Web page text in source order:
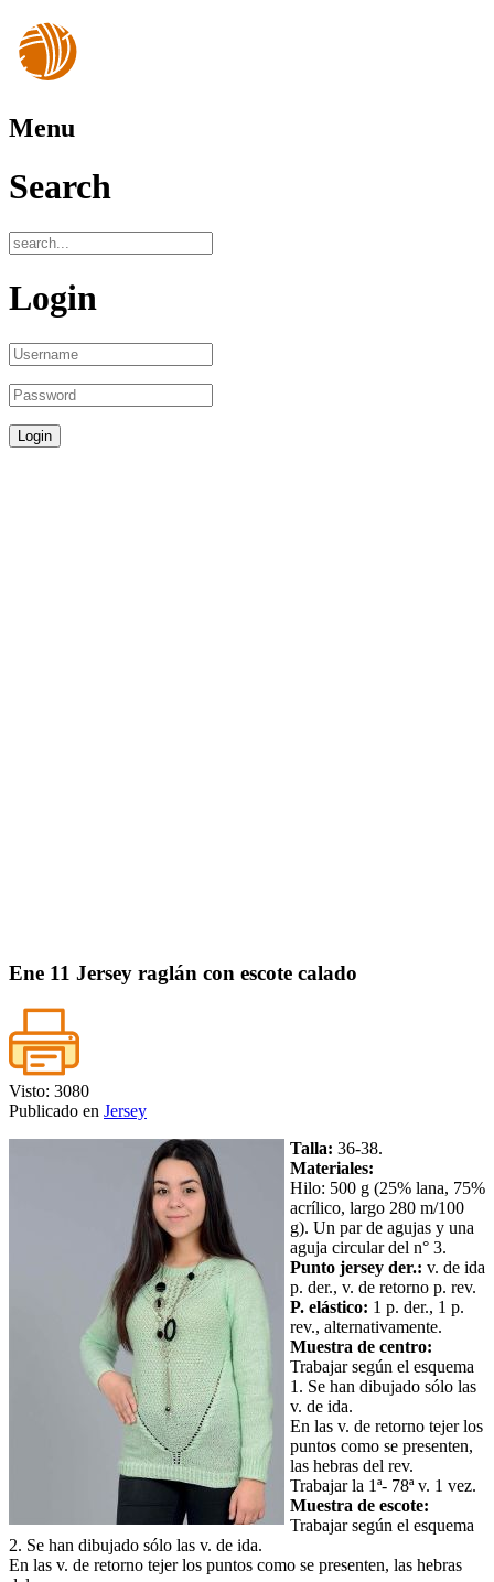
Menu
Search
Login
Ene 11 Jersey raglán con escote calado
Visto: 3080
Publicado en Jersey
Talla: 36-38.
Materiales:
Hilo: 500 g (25% lana, 75%
acrílico, largo 280 m/100
g). Un par de agujas y una
aguja circular del n° 3.
Punto jersey der.: v. de ida
p. der., v. de retorno p. rev.
P. elástico: 1 p. der., 1 p.
rev., alternativamente.
Muestra de centro:
Trabajar según el esquema
1. Se han dibujado sólo las
v. de ida.
En las v. de retorno tejer los
puntos como se presenten,
las hebras del rev.
Trabajar la 1ª- 78ª v. 1 vez.
Muestra de escote:
Trabajar según el esquema
2. Se han dibujado sólo las v. de ida.
En las v. de retorno tejer los puntos como se presenten, las hebras